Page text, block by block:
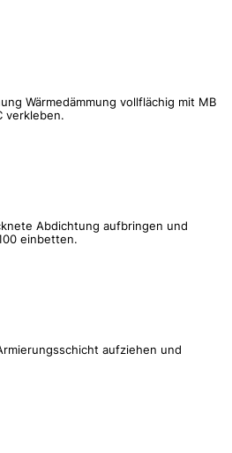
Wärmedämmung vollflächig mit MB
verkleben.
Abdichtung aufbringen und
einbetten.
aufziehen und